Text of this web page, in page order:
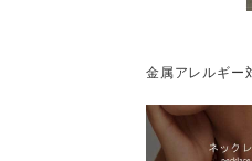
金属アレルギー